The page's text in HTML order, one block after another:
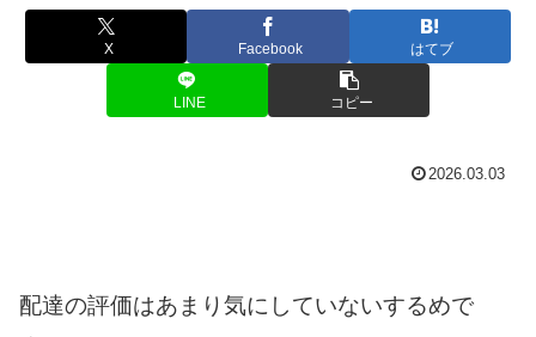
X Facebook はてブ
LINE コピー
2026.03.03
配達の評価はあまり気にしていないするめで